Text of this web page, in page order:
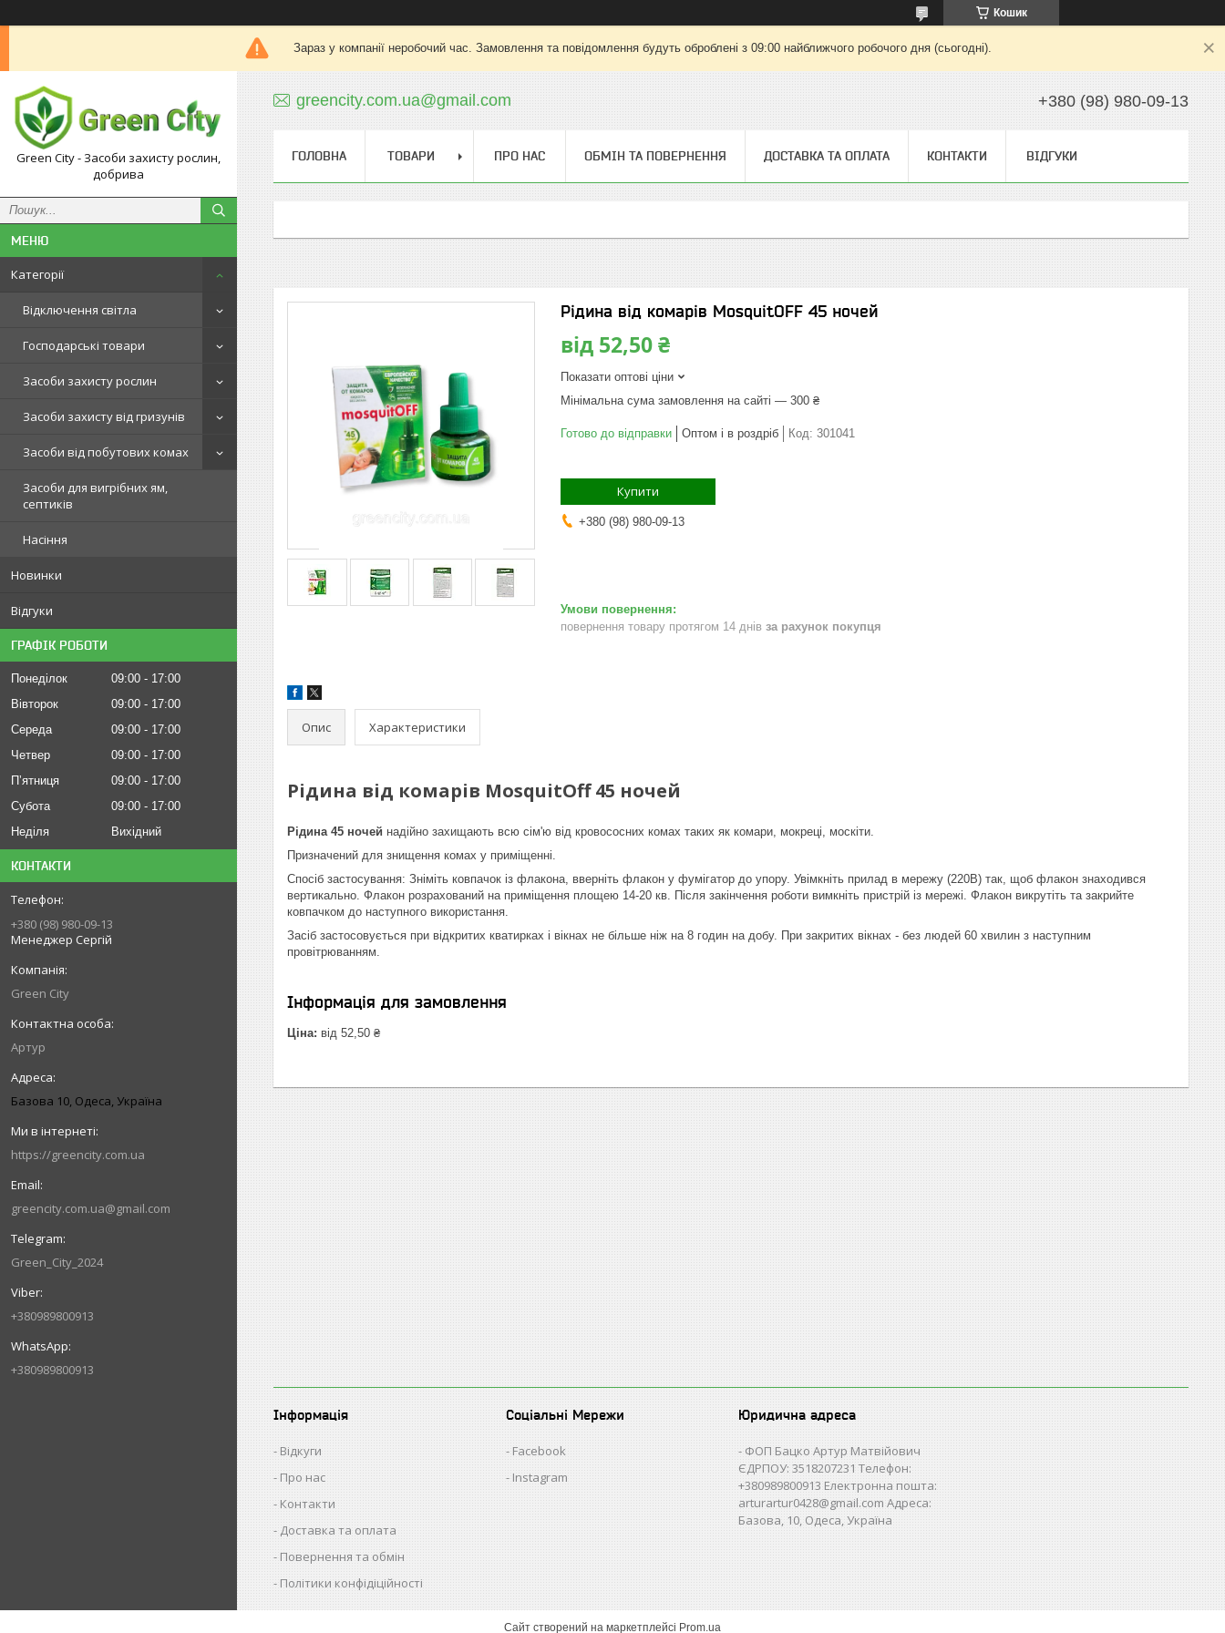
Кошик
Зараз у компанії неробочий час. Замовлення та повідомлення будуть оброблені з 09:00 найближчого робочого дня (сьогодні).
Green City - Засоби захисту рослин,
добрива
Категорії
Відключення світла
Господарські товари
Засоби захисту рослин
Засоби захисту від гризунів
Засоби від побутових комах
Засоби для вигрібних ям,
септиків
Насіння
Новинки
Відгуки
ГРАФІК РОБОТИ
Понеділок 09:00
17:00
Вівторок
09:00
17:00
Середа
09:00
17:00
Четвер
09:00
17:00
Пʼятниця
09:00
17:00
Субота
09:00
17:00
Неділя
Вихідний
КОНТАКТИ
+380 (98) 980-09-13
Менеджер Сергій
Green City
Артур
Базова 10, Одеса, Україна
https://greencity.com.ua
greencity.com.ua@gmail.com
Green_City_2024
+380989800913
+380989800913
greencity.com.ua@gmail.com +380 (98) 980-09-13
ГОЛОВНА ТОВАРИ ПРО НАС ОБМІН ТА ПОВЕРНЕННЯ ДОСТАВКА ТА ОПЛАТА КОНТАКТИ ВІДГУКИ
Рідина від комарів MosquitOFF 45 ночей
від 52,50 ₴
Показати оптові ціни
Мінімальна сума замовлення на сайті — 300 ₴
Готово до відправки Оптом і в роздріб Код: 301041
Купити
+380 (98) 980-09-13
повернення товару протягом 14 днів за рахунок покупця
Опис Характеристики
Рідина від комарів MosquitOff 45 ночей
Рідина 45 ночей надійно захищають всю сім'ю від кровососних комах таких як комари, мокреці, москіти.
Призначений для знищення комах у приміщенні.
Спосіб застосування: Зніміть ковпачок із флакона, вверніть флакон у фумігатор до упору. Увімкніть прилад в мережу (220В) так, щоб флакон знаходився
вертикально. Флакон розрахований на приміщення площею 14-20 кв. Після закінчення роботи вимкніть пристрій із мережі. Флакон викрутіть та закрийте
ковпачком до наступного використання.
Засіб застосовується при відкритих кватирках і вікнах не більше ніж на 8 годин на добу. При закритих вікнах - без людей 60 хвилин з наступним
провітрюванням.
Інформація для замовлення
Ціна: від 52,50 ₴
Інформація
Відкуги
Про нас
Контакти
Доставка та оплата
Повернення та обмін
Політики конфідіційності
Соціальні Мережи
Facebook
Instagram
Юридична адреса
ФОП Бацко Артур Матвійович
ЄДРПОУ: 3518207231 Телефон:
+380989800913 Електронна пошта:
arturartur0428@gmail.com Адреса:
Базова, 10, Одеса, Україна
Сайт створений на маркетплейсі Prom.ua